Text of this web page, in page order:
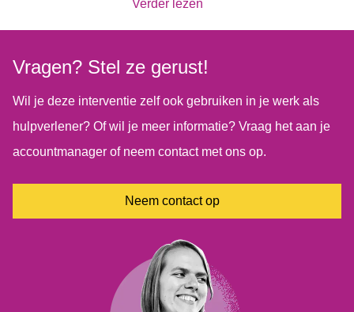
De effectiviteit is aangetoond in een gerandomiseerd
wetenschappelijk onderzoek. In vervolgonderzoek in de
opnieuw effectief in het verminderen van angst, werd de
behandeling door zorgverleners en patiënten positief
gewaardeerd, en bevestigden zij dat deze goed past in de
praktijk.
Verder lezen
Vragen? Stel ze gerust!
Wil je deze interventie zelf ook gebruiken in je werk als
hulpverlener? Of wil je meer informatie? Vraag het aan je
accountmanager of neem contact met ons op.
Neem contact op